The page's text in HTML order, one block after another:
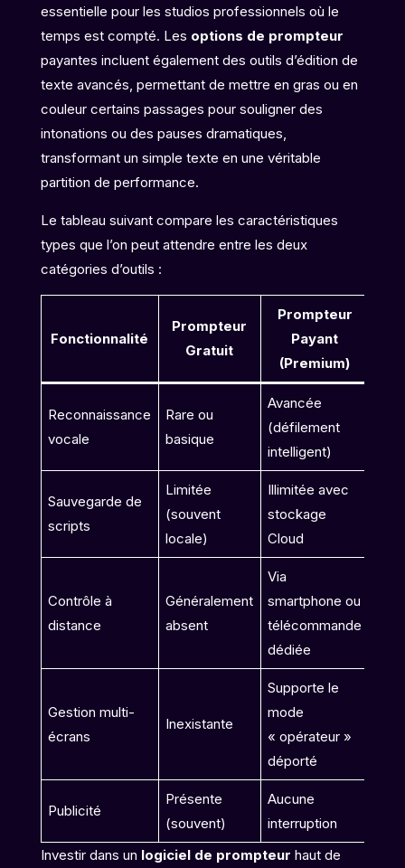
essentielle pour les studios professionnels où le
temps est compté. Les options de prompteur
payantes incluent également des outils d’édition de
texte avancés, permettant de mettre en gras ou en
couleur certains passages pour souligner des
intonations ou des pauses dramatiques,
transformant un simple texte en une véritable
partition de performance.
Le tableau suivant compare les caractéristiques
types que l’on peut attendre entre les deux
catégories d’outils :
Fonctionnalité
Prompteur
Gratuit
Prompteur
Payant
(Premium)
Reconnaissance
vocale
Rare ou
basique
Avancée
(défilement
intelligent)
Sauvegarde de
scripts
Limitée
(souvent
locale)
Illimitée avec
stockage
Cloud
Contrôle à
distance
Généralement
absent
Via
smartphone ou
télécommande
dédiée
Gestion multi-
écrans
Inexistante
Supporte le
mode
« opérateur »
déporté
Publicité
Présente
(souvent)
Aucune
interruption
Investir dans un logiciel de prompteur haut de